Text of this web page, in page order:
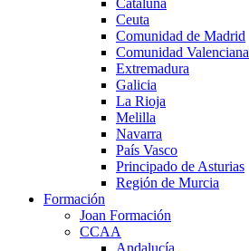
Ceuta
Comunidad de Madrid
Comunidad Valenciana
Extremadura
Galicia
La Rioja
Melilla
Navarra
País Vasco
Principado de Asturias
Región de Murcia
Formación
Joan Formación
CCAA
Andalucía